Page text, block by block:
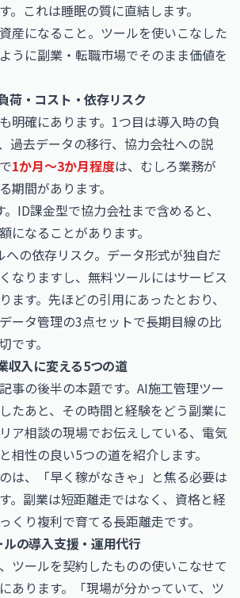
。これは睡眠の質に直結します。
産になること。ツールを使いこなした
うに副業・転職市場でそのまま価値を
荷・コスト・依存リスク
明確にあります。1つ目は導入時の負
過去データの移行、協力会社への説
1か月〜3か月程度は、むしろ業務が
期間があります。
ID課金型で協力会社まで含めると、
になることがあります。
への依存リスク。データ形式が独自だ
なりますし、無料ツールにはサービス
ます。先ほどの引用にあったとおり、
ータ管理の3点セットで長期目線の比
です。
収入に変える5つの道
事の後半の本題です。AI施工管理ツー
たあと、その時間と経験をどう副業に
ア相談の現場でお伝えしている、電気
相性の良い5つの道を紹介します。
は、「早く稼がなきゃ」と焦る必要は
。副業は短距離走ではなく、資格と経
くり複利で育てる長距離走です。
の導入支援・運用代行
ツールを契約したものの使いこなせて
あります。「現場が分かっていて、ツ